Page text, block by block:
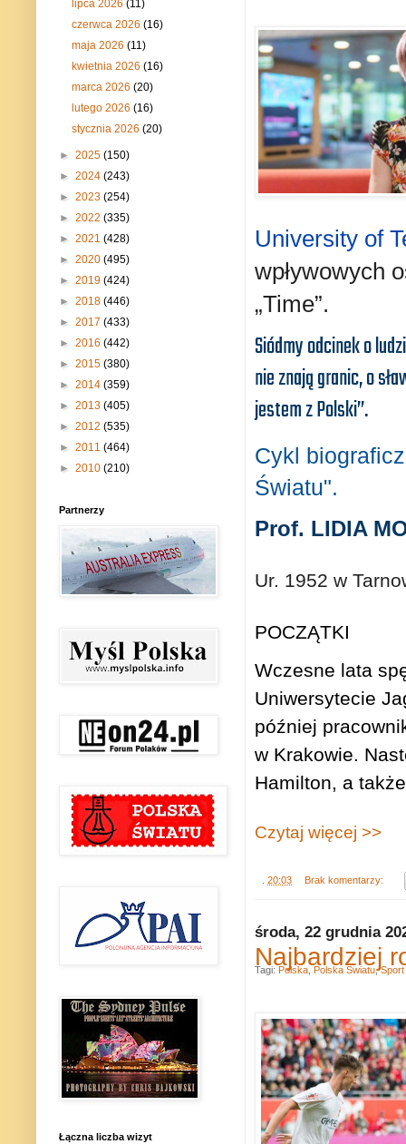
University of
wpływowych
„Time”.
Siódmyodcinek o
nie znają granic, o
jestem z Polski”.
Cykl
Światu".
Prof. LIDIA
Ur. 1952 w
POCZĄTKI
Wczesne lata
Uniwersytecie
później
w Krakowie.
Hamilton, a
Czytaj więcej >>
20:03 Brak komentarzy:
środa, 22 grudnia
Najbardziej
Tagi: Polska Polska Światu,Sport
lipca 2026(11)
czerwca 2026(16)
maja 2026(11)
kwietnia 2026(16)
marca 2026(20)
lutego 2026(16)
stycznia 2026(20)
► 2025 (150)
► 2024 (243)
► 2023 (254)
► 2022 (335)
► 2021 (428)
► 2020 (495)
► 2019 (424)
► 2018 (446)
► 2017 (433)
► 2016 (442)
► 2015 (380)
► 2014 (359)
► 2013 (405)
► 2012 (535)
► 2011 (464)
► 2010 (210)
Partnerzy
Łączna liczba wizyt